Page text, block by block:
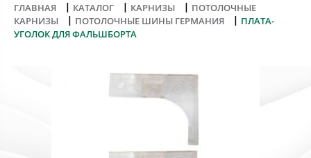
ГЛАВНАЯ | КАТАЛОГ | КАРНИЗЫ | ПОТОЛОЧНЫЕ
КАРНИЗЫ
| ПОТОЛОЧНЫЕ ШИНЫ ГЕРМАНИЯ | ПЛАТА-
УГОЛОК ДЛЯ ФАЛЬШБОРТА